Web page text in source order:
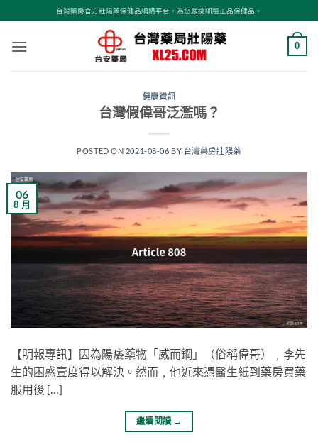
轉
台灣藥房官方壯陽藥保健品網購平台，為您嚴挑細選正品保健品。
0
健康資訊
台灣假偉哥泛濫嗎？
POSTED ON 2021-08-06 BY 台灣藥房壯陽藥
06
8 月
【明報專訊】因為陽痿藥物「威而鋼」（俗稱偉哥）﹐李先
生的困惑壹度得以解決。然而﹐他近來憑醫生紙到藥房買藥
服用後 […]
繼續閱讀 →